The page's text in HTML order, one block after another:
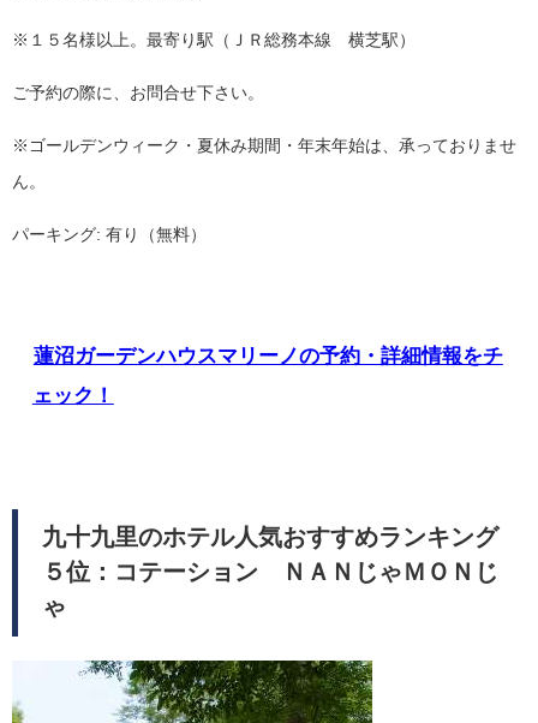
※１５名様以上。最寄り駅（ＪＲ総務本線 横芝駅）
ご予約の際に、お問合せ下さい。
※ゴールデンウィーク・夏休み期間・年末年始は、承っておりませ
ん。
パーキング: 有り（無料）
蓮沼ガーデンハウスマリーノの予約・詳細情報をチ
ェック！
九十九里のホテル人気おすすめランキング
５位：コテーション ＮＡＮじゃＭＯＮじ
ゃ